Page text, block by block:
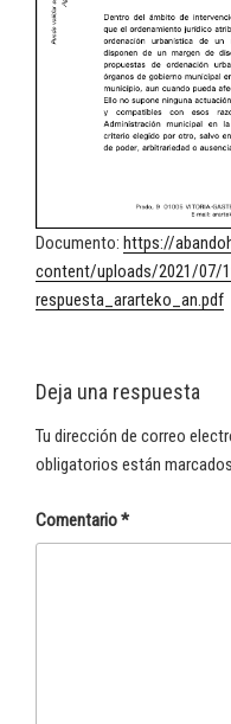
Documento: https://
content/uploads/2021/07/
respuesta_ararteko_an.pdf
Deja una respuesta
Tu dirección de correo
obligatorios están
Comentario*